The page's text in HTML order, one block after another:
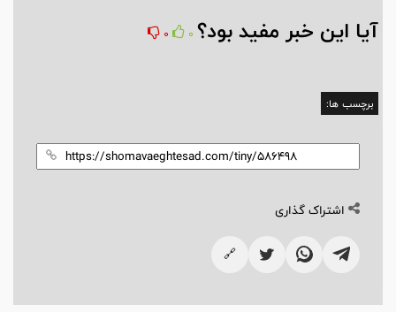
آیا این خبر مفید بود؟ 0
0
برچسب ها:
اشتراک گذاری
🔗